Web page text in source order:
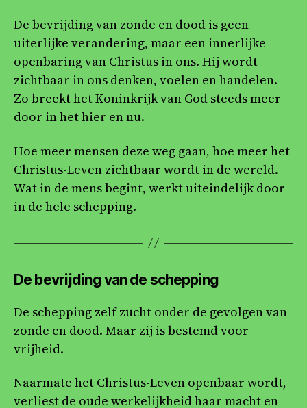
De bevrijding van zonde en dood is geen
uiterlijke verandering, maar een innerlijke
openbaring van Christus in ons. Hij wordt
zichtbaar in ons denken, voelen en handelen.
Zo breekt het Koninkrijk van God steeds meer
door in het hier en nu.
Hoe meer mensen deze weg gaan, hoe meer het
Christus-Leven zichtbaar wordt in de wereld.
Wat in de mens begint, werkt uiteindelijk door
in de hele schepping.
De bevrijding van de schepping
De schepping zelf zucht onder de gevolgen van
zonde en dood. Maar zij is bestemd voor
vrijheid.
Naarmate het Christus-Leven openbaar wordt,
verliest de oude werkelijkheid haar macht en